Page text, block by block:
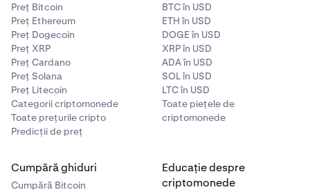
Preț Bitcoin
Preț Ethereum
Preț Dogecoin
Preț XRP
Preț Cardano
Preț Solana
Preț Litecoin
Categorii criptomonede
Toate prețurile cripto
Predicții de preț
BTC în USD
ETH în USD
DOGE în USD
XRP în USD
ADA în USD
SOL în USD
LTC în USD
Toate piețele de
criptomonede
Cumpără ghiduri
Cumpără Bitcoin
Educație despre
criptomonede